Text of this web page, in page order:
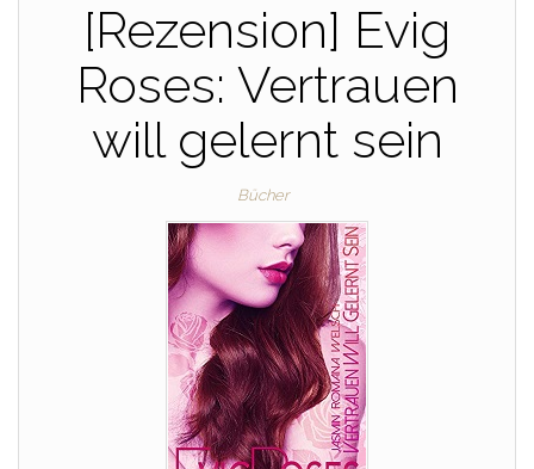
[Rezension] Evig
Roses: Vertrauen
will gelernt sein
Bücher